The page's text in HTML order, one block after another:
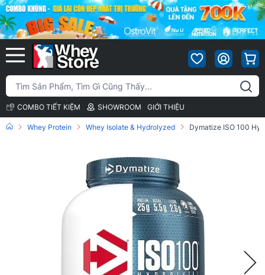
COMBO TIẾT KIỆM SHOWROOM GIỚI THIỆU
Whey Protein Whey Isolate & Hydrolyzed Dymatize ISO 100